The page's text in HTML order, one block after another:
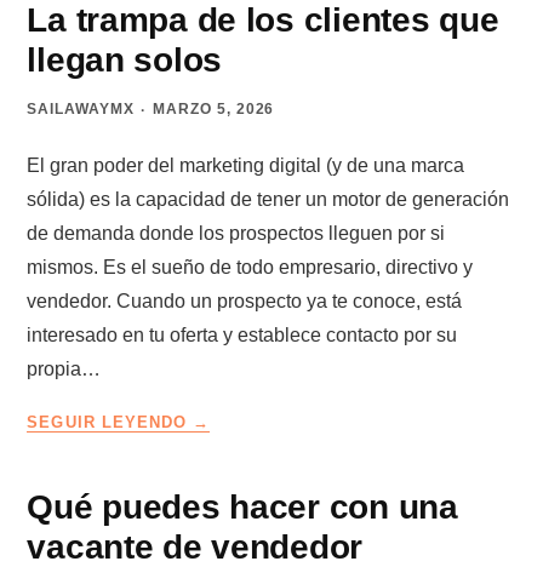
La trampa de los clientes que
llegan solos
SAILAWAYMX MARZO 5, 2026
El gran poder del marketing digital (y de una marca
sólida) es la capacidad de tener un motor de generación
de demanda donde los prospectos lleguen por si
mismos. Es el sueño de todo empresario, directivo y
vendedor. Cuando un prospecto ya te conoce, está
interesado en tu oferta y establece contacto por su
propia…
SEGUIR LEYENDO
LOS
CLIENTES
QUE
Qué puedes hacer con una
vacante de vendedor